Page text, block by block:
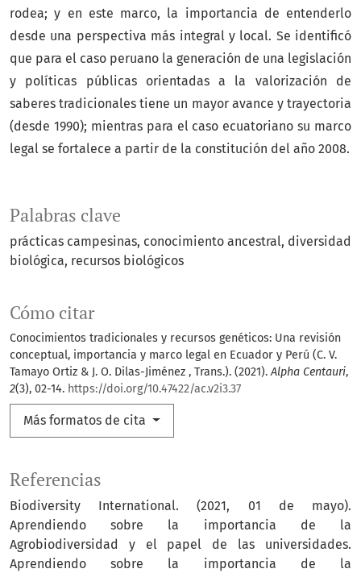
Palabras clave
prácticas campesinas conocimiento ancestral diversidad
biológica recursos biológicos
Cómo citar
Conocimientos tradicionales y recursos genéticos: Una revisión
conceptual, importancia y marco legal en Ecuador y Perú (C. V.
Tamayo Ortiz & J. O. Dilas-Jiménez , Trans.). (2021).Alpha Centauri,
2(3), 02-14. https://doi.org/10.47422/ac.v2i3.37
Más formatos de cita
rodea; y en este marco, la importancia de entenderlo
desde una perspectiva más integral y local. Se identificó
que para el caso peruano la generación de una legislación
y políticas públicas orientadas a la valorización de
saberes tradicionales tiene un mayor avance y trayectoria
(desde 1990); mientras para el caso ecuatoriano su marco
legal se fortalece a partir de la constitución del año 2008.
Referencias
Biodiversity International. (2021, 01 de mayo).
Aprendiendo sobre la importancia de la
Agrobiodiversidad y el papel de las universidades.
Aprendiendo sobre la importancia de la